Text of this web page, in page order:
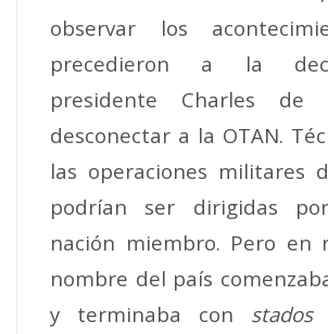
observar los
precedieron a la
presidente Charles de
desconectar a la OTAN.
las operaciones militares
podrían ser dirigidas
nación miembro. Pero en
nombre del país
y terminaba con